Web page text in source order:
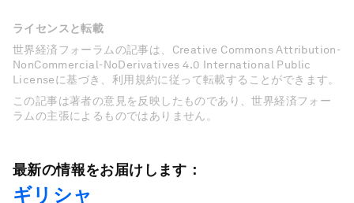
ライセンスと転載
世界経済フォーラムの記事は、Creative Commons Attribution-
NonCommercial-NoDerivatives 4.0 International Public
Licenseに基づき、利用規約に従って転載することができます。
この記事は著者の意見を反映したものであり、世界経済フォー
ラムの主張によるものではありません。
最新の情報をお届けします：
ギリシャ